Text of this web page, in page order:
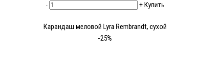
-
+Купить
Карандаш меловой Lyra Rembrandt, сухой
-25%